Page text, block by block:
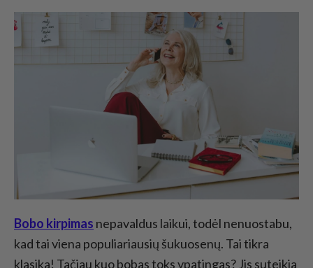
Bobo kirpimas nepavaldus laikui, todėl nenuostabu,
kad tai viena populiariausių šukuosenų. Tai tikra
klasika! Tačiau kuo bobas toks ypatingas? Jis suteikia